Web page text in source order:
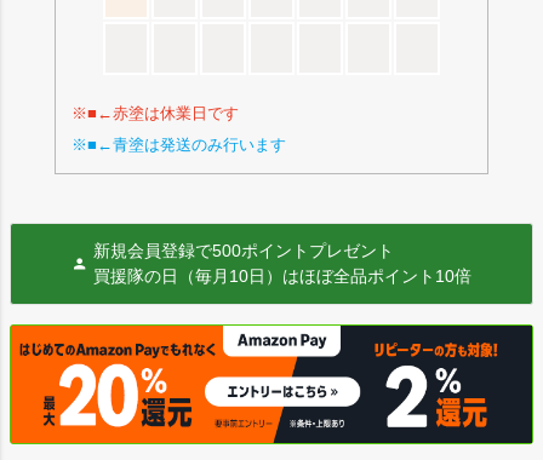
※■←赤塗は休業日です
※■←青塗は発送のみ行います
新規会員登録で500ポイントプレゼント
買援隊の日（毎月10日）はほぼ全品ポイント10倍